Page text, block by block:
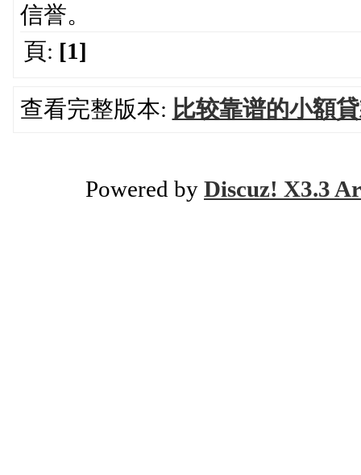
信誉。
頁: [1]
查看完整版本: 比较靠谱的小額
Powered by Discuz! X3.3